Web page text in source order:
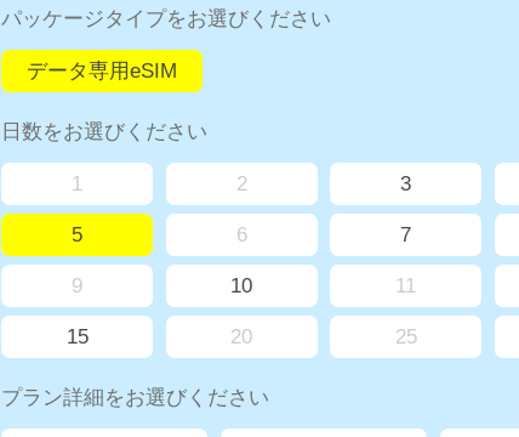
パッケージタイプをお選びください
データ専用eSIM
日数をお選びください
1 2 3
5 6 7
9 10 11
15 20 25
プラン詳細をお選びください